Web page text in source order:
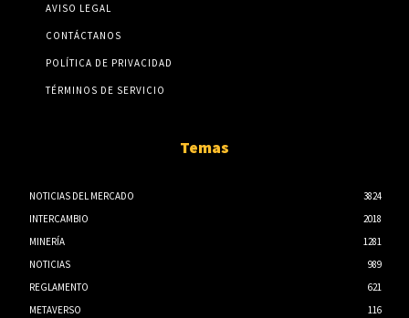
AVISO LEGAL
CONTÁCTANOS
POLÍTICA DE PRIVACIDAD
TÉRMINOS DE SERVICIO
Temas
NOTICIAS DEL MERCADO
3824
INTERCAMBIO
2018
MINERÍA
1281
NOTICIAS
989
REGLAMENTO
621
METAVERSO
116